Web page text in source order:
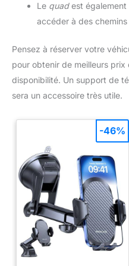
Le quadest également
accéder à des
Pensez à réserver votre
pour obtenir de meilleurs prix
disponibilité. Un support de
sera un accessoire très utile.
-46%